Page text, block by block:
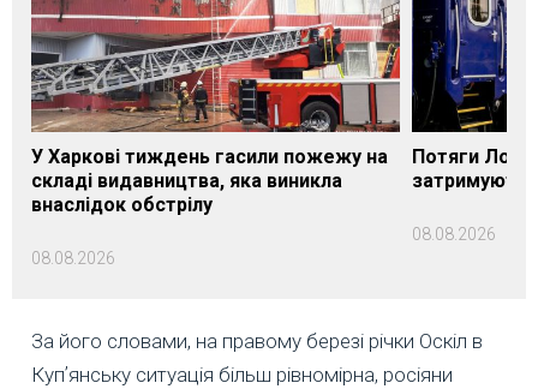
У Харкові тиждень гасили пожежу на
складі видавництва, яка виникла
внаслідок обстрілу
08.08.2026
Потяги
08.08.2026
За його словами, на правому березі річки Оскіл в
Купʼянську ситуація більш рівномірна, росіяни